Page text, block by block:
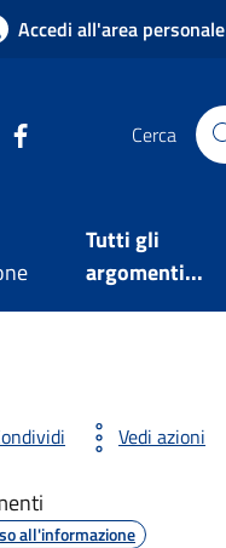
Accedi all'area personale
Cerca
Tutti gli
argomenti...
Vedi azioni
all'informazione